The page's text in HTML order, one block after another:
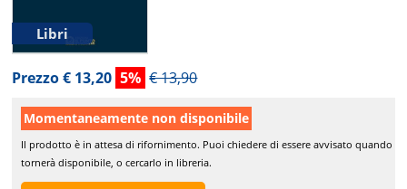
Libri
Prezzo € 13,20 5% € 13,90
Momentaneamente non disponibile
Il prodotto è in attesa di rifornimento. Puoi chiedere di essere avvisato quando
tornerà disponibile, o cercarlo in libreria.